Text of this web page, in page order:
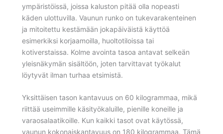
ympäristöissä, joissa kaluston pitää olla nopeasti
käden ulottuvilla. Vaunun runko on tukevarakenteinen
ja mitoitettu kestämään jokapäiväistä käyttöä
esimerkiksi korjaamoilla, huoltotiloissa tai
kotiverstaissa. Kolme avointa tasoa antavat selkeän
yleisnäkymän sisältöön, joten tarvittavat työkalut
löytyvät ilman turhaa etsimistä.
Yksittäisen tason kantavuus on 60 kilogrammaa, mikä
riittää useimmille käsityökaluille, pienille koneille ja
varaosalaatikoille. Kun kaikki tasot ovat käytössä,
vaunun kokonaiskantavuus on 180 kilogrammaa. Tämä